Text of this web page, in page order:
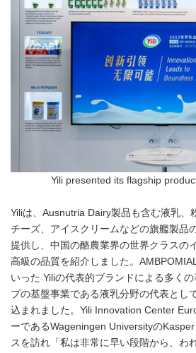
Yili presented its flagship
Yiliは、Ausnutria Dairy製品も含む液乳、
チーズ、アイスクリームなどの旗艦製品
提供し、中国の酪農業界の世界クラスの
高級の品質を紹介しました。
いった Yiliの代表的ブランドによる多く
プの基盤事業である液乳分野の代表とし
込まれました。Yili Innovation Center
ーであるWageningen Universityの
スを訪れ「私は非常に早い段階から、わ